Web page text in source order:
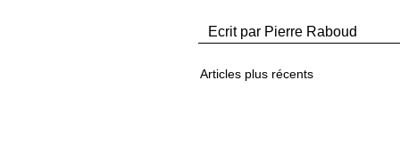
Ecrit par Pierre Raboud
Articles plus récents